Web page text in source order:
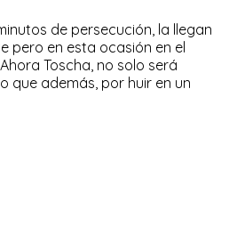
de persecución, la llegan
pero en esta ocasión en el
Toscha, no solo será
que además, por huir en un